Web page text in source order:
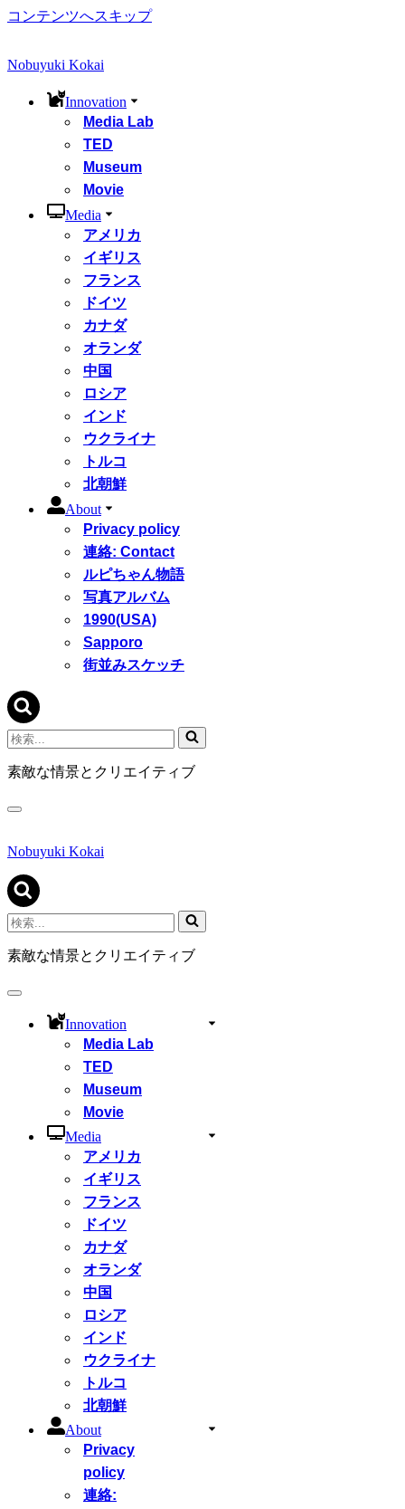
コンテンツへスキップ
Nobuyuki Kokai
Innovation
Media Lab
TED
Museum
Movie
Media
アメリカ
イギリス
フランス
ドイツ
カナダ
オランダ
中国
ロシア
インド
ウクライナ
トルコ
北朝鮮
About
Privacy policy
連絡: Contact
ルピちゃん物語
写真アルバム
1990(USA)
Sapporo
街並みスケッチ
検
索...
素敵な情景とクリエイティブ
ナ
ゲ
シ
ョ
ン
メ
ニ
ュ
Nobuyuki Kokai
検
索...
素敵な情景とクリエイティブ
ナ
Innovation
Media Lab
TED
Museum
Movie
Media
アメリカ
イギリス
フランス
ドイツ
カナダ
オランダ
中国
ロシア
インド
ウクライナ
トルコ
北朝鮮
About
Privacy
policy
連絡: